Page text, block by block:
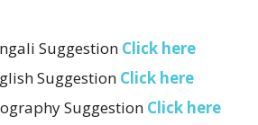
Suggestion Click here
Suggestion Click here
Suggestion Click here